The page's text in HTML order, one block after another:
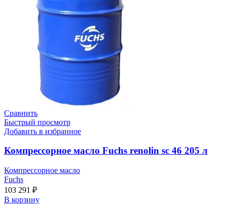
Сравнить
Быстрый просмотр
Добавить в избранное
Компрессорное масло Fuchs renolin sc 46 205 л
Компрессорное масло
Fuchs
103 291 ₽
В корзину